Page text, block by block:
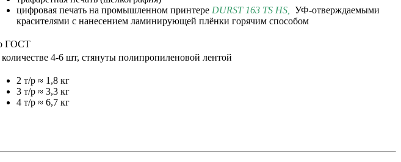
цифровая печать на промышленном принтере DURST 163 TS HS
УФ-отверждаемыми
красителями с нанесением ламинирующей плёнки горячим способом
ГОСТ
количестве 4-6 шт, стянуты полипропиленовой лентой
2 т/р ≈ 1,8 кг
3 т/р ≈ 3,3 кг
4 т/р ≈ 6,7 кг